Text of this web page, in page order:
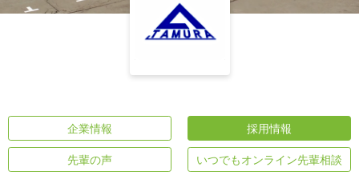
企業情報 採用情報
先輩の声 いつでもオンライン先輩相談